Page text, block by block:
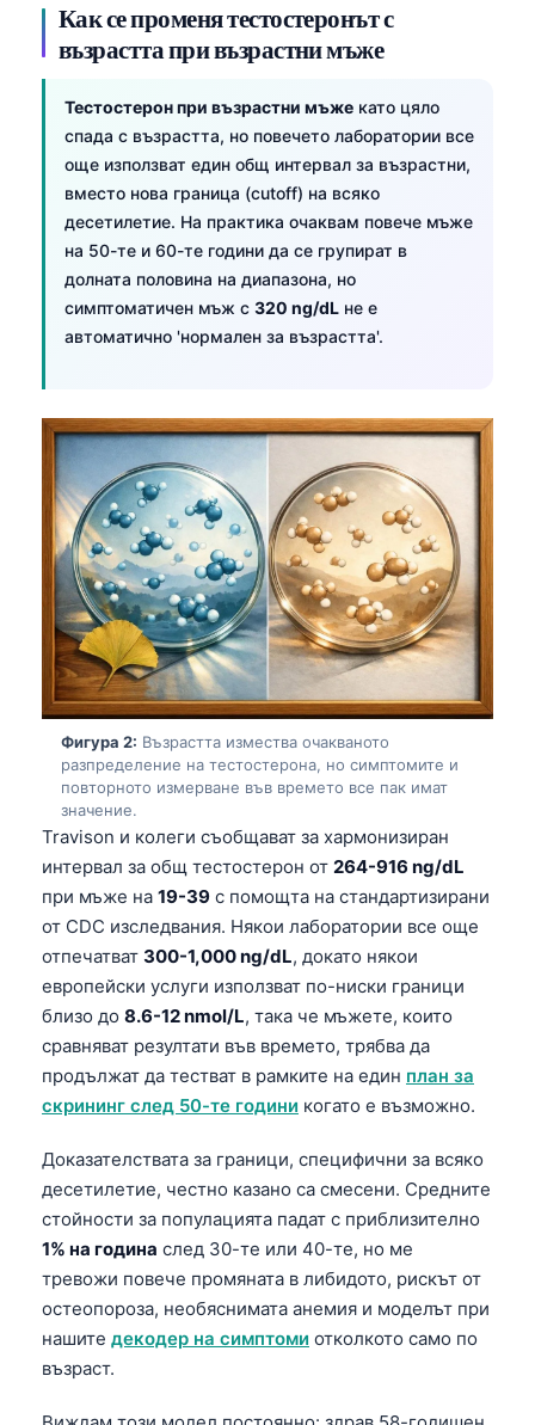
Как се променя тестостеронът с
възрастта при възрастни мъже
Тестостерон при възрастни мъже като цяло
спада с възрастта, но повечето лаборатории все
още използват един общ интервал за възрастни,
вместо нова граница (cutoff) на всяко
десетилетие. На практика очаквам повече мъже
на 50-те и 60-те години да се групират в
долната половина на диапазона, но
симптоматичен мъж с 320 ng/dL не е
автоматично 'нормален за възрастта'.
Фигура 2: Възрастта измества очакваното
разпределение на тестостерона, но симптомите и
повторното измерване във времето все пак имат
значение.
Travison и колеги съобщават за хармонизиран
интервал за общ тестостерон от 264-916 ng/dL
при мъже на 19-39 с помощта на стандартизирани
от CDC изследвания. Някои лаборатории все още
отпечатват 300-1,000 ng/dL, докато някои
европейски услуги използват по-ниски граници
близо до 8.6-12 nmol/L, така че мъжете, които
сравняват резултати във времето, трябва да
продължат да тестват в рамките на един план за
скрининг след 50-те години когато е възможно.
Доказателствата за граници, специфични за всяко
десетилетие, честно казано са смесени. Средните
стойности за популацията падат с приблизително
1% на година след 30-те или 40-те, но ме
тревожи повече промяната в либидото, рискът от
остеопороза, необяснимата анемия и моделът при
нашите декодер на симптоми отколкото само по
възраст.